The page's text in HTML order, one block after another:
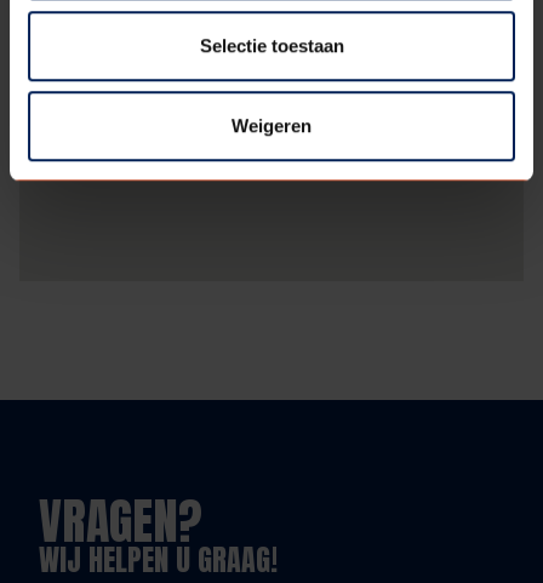
Selectie toestaan
Weigeren
VRAGEN?
WIJ HELPEN U GRAAG!